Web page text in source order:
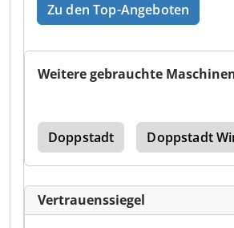
Zu den Top-Angeboten
Weitere gebrauchte
Doppstadt Doppstadt
Vertrauenssiegel